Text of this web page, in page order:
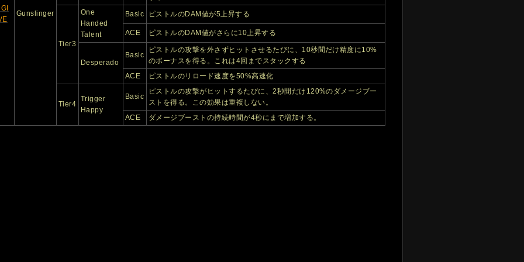
Gunslinger
Tier3
One
Handed
Talent
Basic ピストルのDAM値が5上昇する
ACE ピストルのDAM値がさらに10上昇する
Desperado
Basic
ピストルの攻撃を外さずヒットさせるたびに、10秒間だけ精度に10%
のボーナスを得る。これは4回までスタックする
ACE
ピストルのリロード速度を50%高速化
Tier4
Trigger
Happy
Basic
ピストルの攻撃がヒットするたびに、2秒間だけ120%のダメージブー
ストを得る。この効果は重複しない。
ACE
ダメージブーストの持続時間が4秒にまで増加する。